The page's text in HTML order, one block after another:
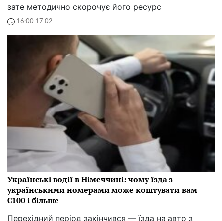
зате методично скорочує його ресурс
16:00 17.02
Українські водії в Німеччині: чому їзда з
українськими номерами може коштувати вам
€100 і більше
Перехідний період закінчився — їзда на авто з